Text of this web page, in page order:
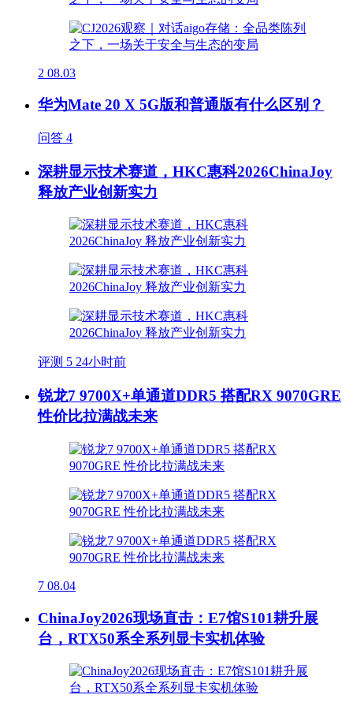
2 08.03
华为Mate 20 X 5G版和普通版有什么区别？
问答 4
深耕显示技术赛道，HKC惠科2026ChinaJoy
释放产业创新实力
评测 5 24小时前
锐龙7 9700X+单通道DDR5 搭配RX 9070GRE
性价比拉满战未来
7 08.04
ChinaJoy2026现场直击：E7馆S101耕升展
台，RTX50系全系列显卡实机体验